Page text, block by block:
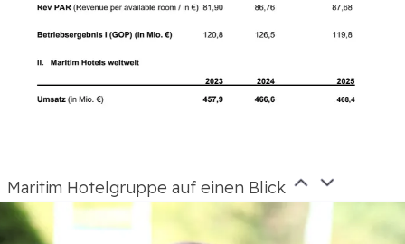
Maritim Hotelgruppe auf einen Blick